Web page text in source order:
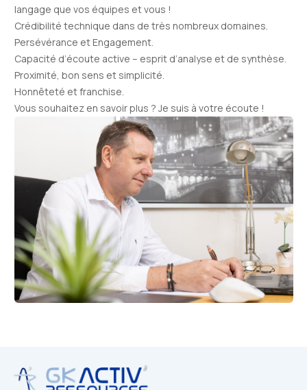
langage que vos équipes et vous !
Crédibilité technique dans de très nombreux domaines.
Persévérance et Engagement.
Capacité d’écoute active – esprit d’analyse et de synthèse.
Proximité, bon sens et simplicité.
Honnêteté et franchise.
Vous souhaitez en savoir plus ?Je suis à votre écoute !